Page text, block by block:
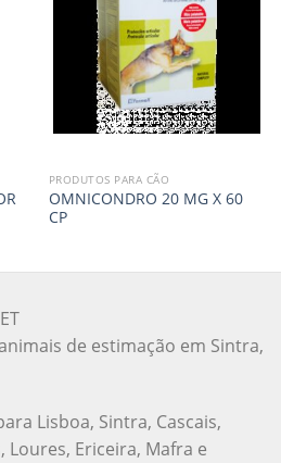
PRODUTOS PARA CÃO
OMNICONDRO 20 MG X 60
CP
de estimação em Sintra,
Lisboa, Sintra, Cascais,
Loures, Ericeira, Mafra e